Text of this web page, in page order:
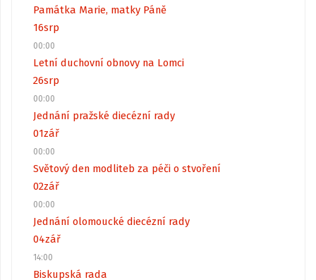
Památka Marie, matky Páně
16srp
00:00
Letní duchovní obnovy na Lomci
26srp
00:00
Jednání pražské diecézní rady
01zář
00:00
Světový den modliteb za péči o stvoření
02zář
00:00
Jednání olomoucké diecézní rady
04zář
14:00
Biskupská rada